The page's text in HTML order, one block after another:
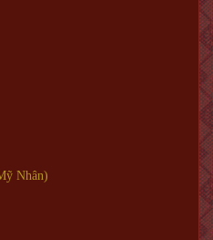
Nhân)